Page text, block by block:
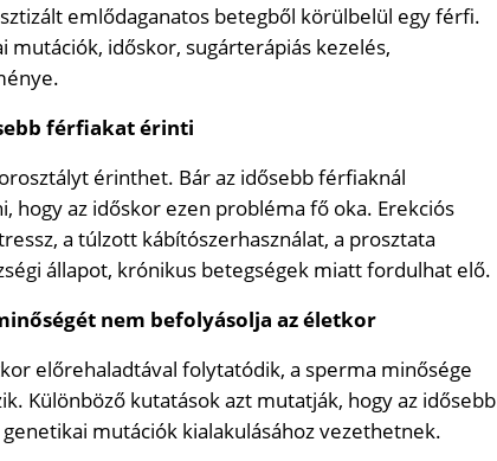
emlődaganatos betegből körülbelül egy férfi.
időskor, sugárterápiás kezelés,
férfiakat érinti
érinthet. Bár az idősebb férfiaknál
hogy az időskor ezen probléma fő oka. Erekciós
a túlzott kábítószerhasználat, a prosztata
állapot, krónikus betegségek miatt fordulhat elő.
nem befolyásolja az életkor
előrehaladtával folytatódik, a sperma minősége
Különböző kutatások azt mutatják, hogy az idősebb
mutációk kialakulásához vezethetnek.